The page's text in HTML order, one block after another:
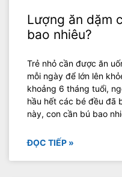
Lượng ăn dặm
bao nhiêu?
Trẻ nhỏ cần được ăn
mỗi ngày để lớn lên
khoảng 6 tháng tuổi,
hầu hết các bé đều đã
này, con cần bú bao
ĐỌC TIẾP »